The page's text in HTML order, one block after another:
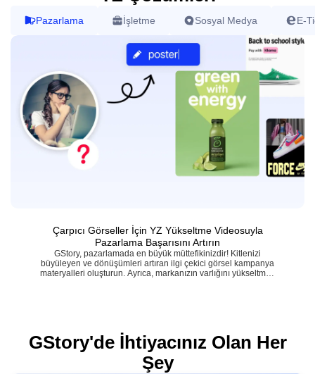
Pazarlama İşletme Sosyal Medya E-
Çarpıcı Görseller İçin YZ Yükseltme Videosuyla
Pazarlama Başarısını Artırın
GStory, pazarlamada en büyük müttefikinizdir! Kitlenizi
büyüleyen ve dönüşümleri artıran ilgi çekici görsel kampanya
materyalleri oluşturun. Ayrıca, markanızın varlığını yükseltmek
GStory'de İhtiyacınız Olan Her
Şey